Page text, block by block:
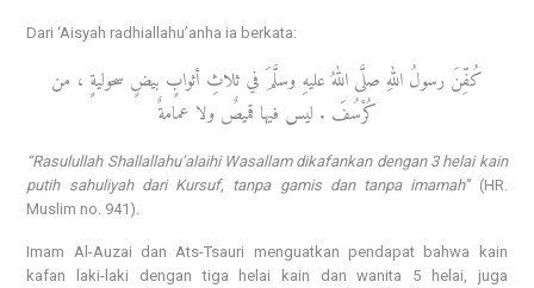
Dari ‘Aisyah radhiallahu’anha ia berkata:
كُفِّنَ رسولُ اللهِ صلَّى اللهُ عليهِ وسلَّمَ في ثلاثِ أثوابٍ بيضٍ سحوليةٍ ، من
كُرْسُفَ . ليس فيها قميصٌ ولا عمامةٌ
“Rasulullah Shallallahu’alaihi Wasallam dikafankan dengan 3 helai kain
putih sahuliyah dari Kursuf, tanpa gamis dan tanpa imamah”(HR.
Muslim no. 941).
Imam Al-Auzai dan Ats-Tsauri menguatkan pendapat bahwa kain
kafan laki-laki dengan tiga helai kain dan wanita 5 helai, juga